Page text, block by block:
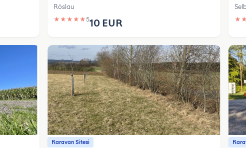
Röslau
★ ★ ★ ★ ★510 EUR ★
Karavan Sitesi